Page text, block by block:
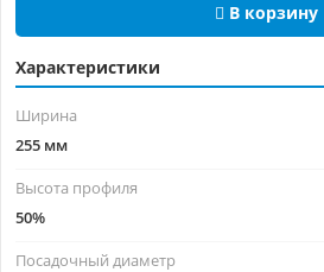
В корзину
Характеристики
Ширина
255 мм
Высота профиля
50%
Посадочный диаметр